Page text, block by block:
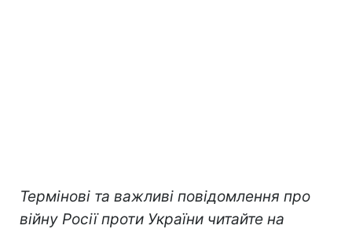
Термінові та важливі повідомлення про
війну Росії проти України читайте на